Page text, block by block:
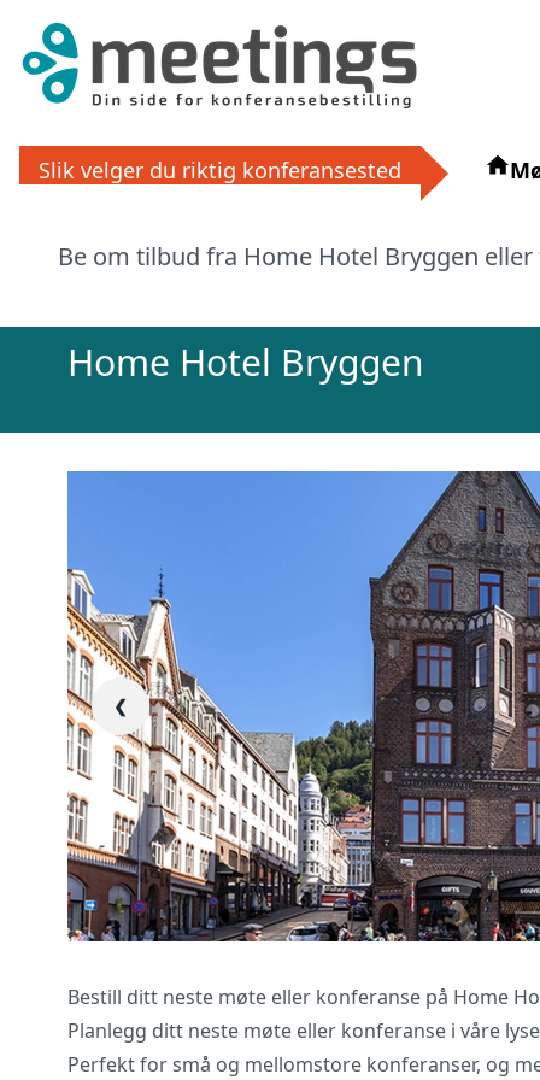
Slik velger du riktig konferansested
Be om tilbud fra Home Hotel Bryggen
Home Hotel Bryggen
❮
Bestill ditt neste møte eller konferanse på Home
Planlegg ditt neste møte eller konferanse i våre
Perfekt for små og mellomstore konferanser, og
Få
eller via
Vi innhenter
gjennomgår